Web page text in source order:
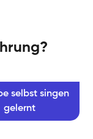
selbst singen
gelernt